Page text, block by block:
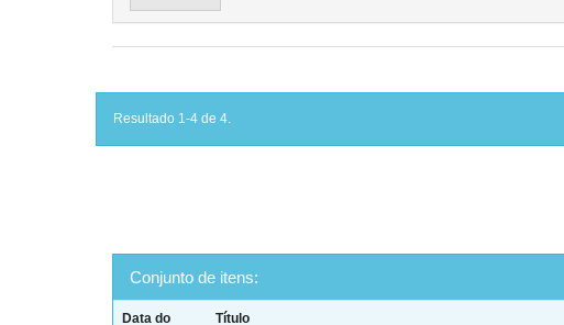
Resultado 1-4 de 4.
Conjunto de itens:
Data do
Título